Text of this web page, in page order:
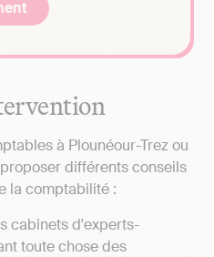
à Plounéour-Trez ou
différents conseils
la comptabilité :
cabinets d'experts-
toute chose des